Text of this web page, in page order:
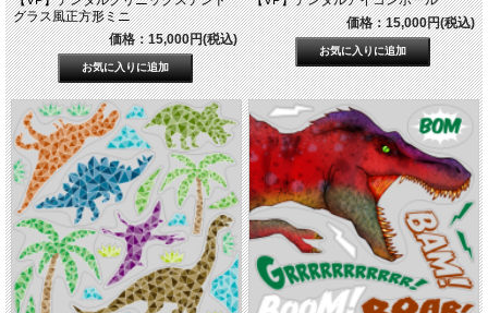
グラス風正方形ミニ
価格：15,000円(税込)
価格：15,000円(税込)